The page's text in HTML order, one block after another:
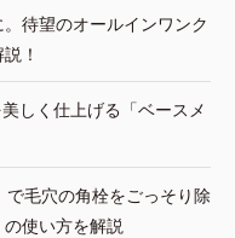
待望のオールインワンク
！
しく仕上げる「ベースメ
毛穴の角栓をごっそり除
使い方を解説